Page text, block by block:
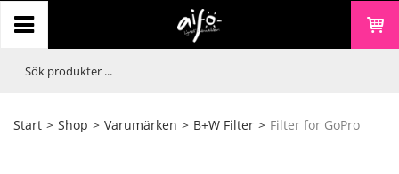
Start > Shop > Varumärken > B+W Filter > Filter for GoPro